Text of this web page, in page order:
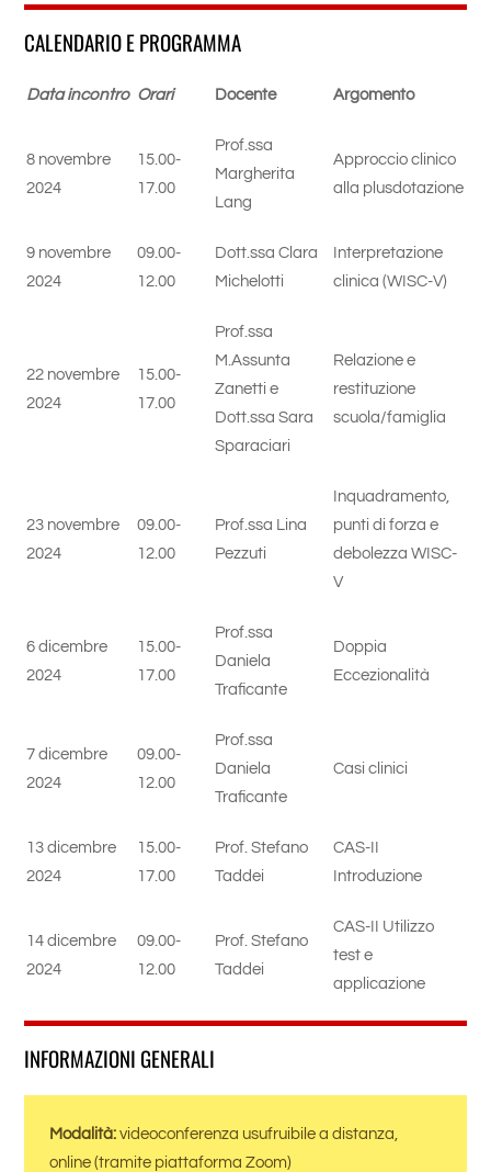
CALENDARIO E PROGRAMMA
Data incontro Orari Docente Argomento
8 novembre
2024
15.00-
17.00
Prof.ssa
Margherita
Lang
Approccio clinico
alla plusdotazione
9 novembre
2024
09.00-
12.00
Dott.ssa Clara
Michelotti
Interpretazione
clinica (WISC-V)
22 novembre
2024
15.00-
17.00
Prof.ssa
M.Assunta
Zanetti e
Dott.ssa Sara
Sparaciari
Relazione e
restituzione
scuola/famiglia
23 novembre
2024
09.00-
12.00
Prof.ssa Lina
Pezzuti
Inquadramento,
punti di forza e
debolezza WISC-
V
6 dicembre
2024
15.00-
17.00
Prof.ssa
Daniela
Traficante
Doppia
Eccezionalità
7 dicembre
2024
09.00-
12.00
Prof.ssa
Daniela
Traficante
Casi clinici
13 dicembre
2024
15.00-
17.00
Prof. Stefano
Taddei
CAS-II
Introduzione
14 dicembre
2024
09.00-
12.00
Prof. Stefano
Taddei
CAS-II Utilizzo
test e
applicazione
INFORMAZIONI GENERALI
Modalità: videoconferenza usufruibile a distanza,
online (tramite piattaforma Zoom)